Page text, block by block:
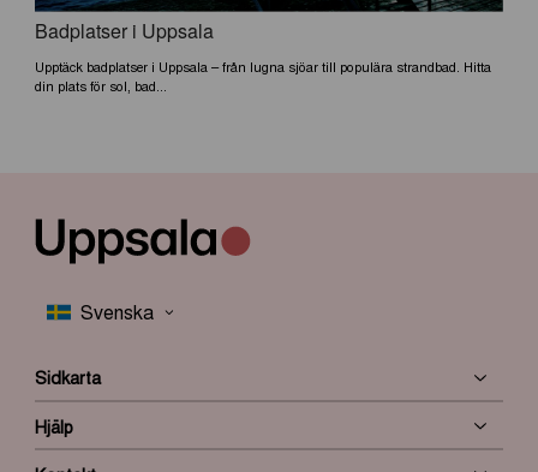
Badplatser i Uppsala
Upptäck badplatser i Uppsala – från lugna sjöar till populära strandbad. Hitta
din plats för sol, bad...
Sidkarta
Hjälp